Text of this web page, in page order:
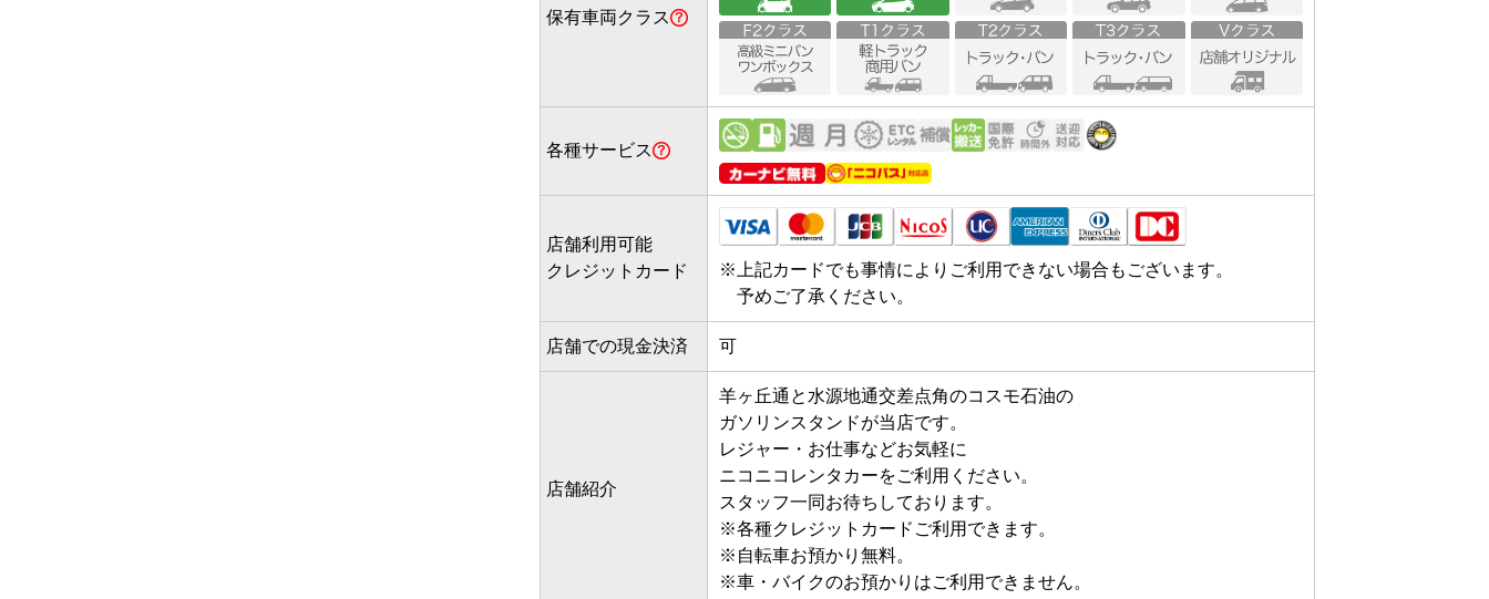
保有車両クラス
各種サービス
店舗利用可能
クレジットカード
※ 上記カードでも事情によりご利用できない場合もございます。
予めご了承ください。
店舗での現金決済 可
店舗紹介
羊ヶ丘通と水源地通交差点角のコスモ石油の
ガソリンスタンドが当店です。
レジャー・お仕事などお気軽に
ニコニコレンタカーをご利用ください。
スタッフ一同お待ちしております。
※各種クレジットカードご利用できます。
※自転車お預かり無料。